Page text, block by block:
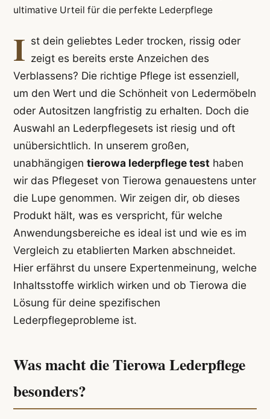
ultimative Urteil für die perfekte Lederpflege
I st dein geliebtes Leder trocken, rissig oder
zeigt es bereits erste Anzeichen des
Verblassens? Die richtige Pflege ist essenziell,
um den Wert und die Schönheit von Ledermöbeln
oder Autositzen langfristig zu erhalten. Doch die
Auswahl an Lederpflegesets ist riesig und oft
unübersichtlich. In unserem großen,
unabhängigen tierowa lederpflege test haben
wir das Pflegeset von Tierowa genauestens unter
die Lupe genommen. Wir zeigen dir, ob dieses
Produkt hält, was es verspricht, für welche
Anwendungsbereiche es ideal ist und wie es im
Vergleich zu etablierten Marken abschneidet.
Hier erfährst du unsere Expertenmeinung, welche
Inhaltsstoffe wirklich wirken und ob Tierowa die
Lösung für deine spezifischen
Lederpflegeprobleme ist.
Was macht die Tierowa Lederpflege
besonders?